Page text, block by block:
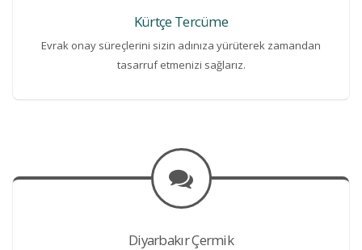
Kürtçe Tercüme
Evrak onay süreçlerini sizin adınıza yürüterek zamandan
tasarruf etmenizi sağlarız.
Diyarbakır Çermik